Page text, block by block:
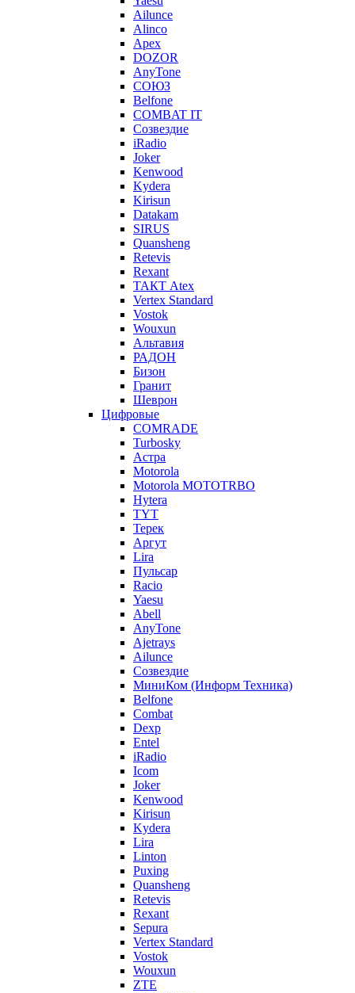
Ailunce
Alinco
Apex
DOZOR
AnyTone
СОЮЗ
Belfone
COMBAT IT
Созвездие
iRadio
Joker
Kenwood
Kydera
Kirisun
Datakam
SIRUS
Quansheng
Retevis
Rexant
ТАКТ Atex
Vertex Standard
Vostok
Wouxun
Альтавия
РАДОН
Бизон
Гранит
Шеврон
Цифровые
COMRADE
Turbosky
Астра
Motorola
Motorola MOTOTRBO
Hytera
TYT
Терек
Аргут
Lira
Пульсар
Racio
Yaesu
Abell
AnyTone
Ajetrays
Ailunce
Созвездие
МиниКом (Информ Техника)
Belfone
Combat
Dexp
Entel
iRadio
Icom
Joker
Kenwood
Kirisun
Kydera
Lira
Linton
Puxing
Quansheng
Retevis
Rexant
Sepura
Vertex Standard
Vostok
Wouxun
ZTE